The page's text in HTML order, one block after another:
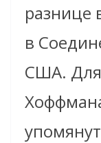
разнице
в
США.